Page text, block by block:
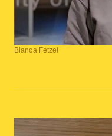
Bianca Fetzel